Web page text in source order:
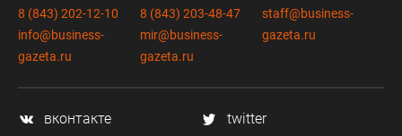
8 (843) 202-12-10
info@business-
gazeta.ru
8 (843) 203-48-47
mir@business-
gazeta.ru
staff@business-
gazeta.ru
вконтакте
twitter